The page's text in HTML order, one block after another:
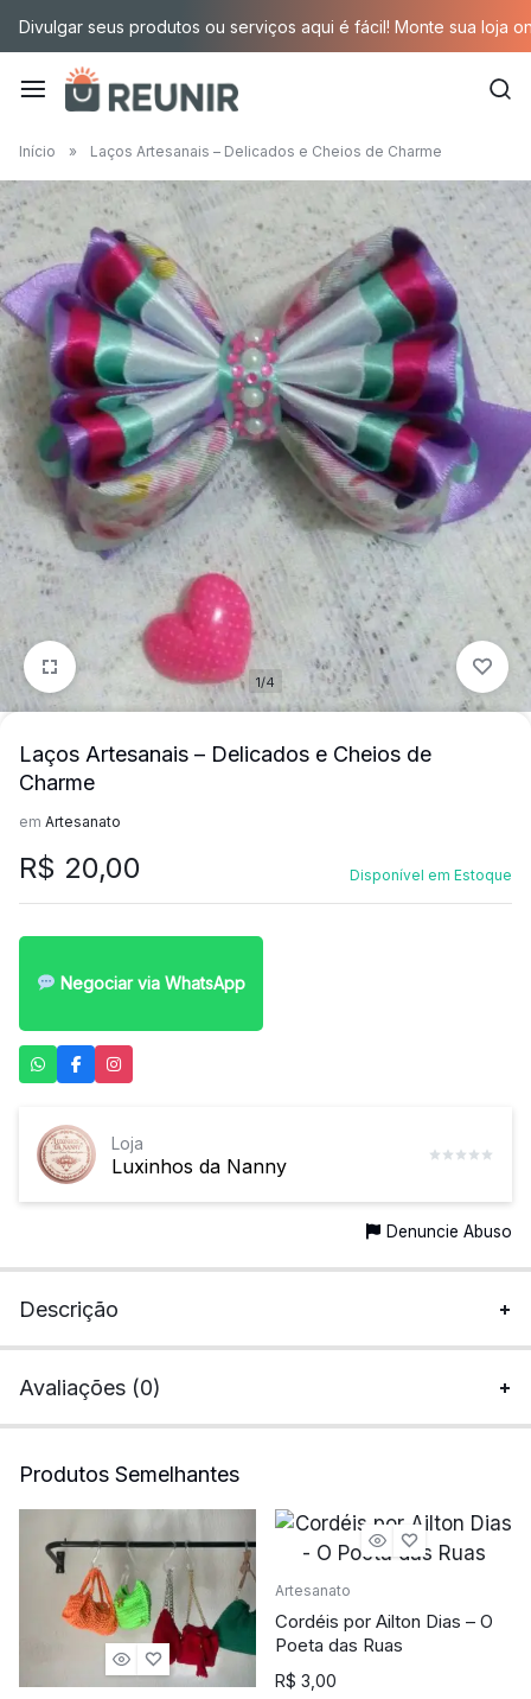
conteúdo
Divulgar seus produtos ou serviços aqui é fácil! Monte sua loja
a
tecnologia
oportunizando
trabalho
decente
para
quem
mais
precisa!
Início » Laços Artesanais – Delicados e Cheios de Charme
1/4
Laços Artesanais – Delicados e Cheios de
Charme
em Artesanato
R$ 20,00 Disponível em Estoque
Negociar via WhatsApp
Luxinhos da Nanny
Loja
Denuncie Abuso
Descrição
Avaliações (0)
Produtos Semelhantes
Artesanato
Cordéis por Ailton Dias – O
Poeta das Ruas
R$ 3,00